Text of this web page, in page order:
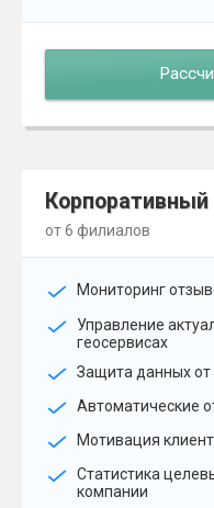
Корпоративный
от 6 филиалов
Мониторинг
Управление
геосервисах
Защита данных
Автоматические
Мотивация
Статистика
компании